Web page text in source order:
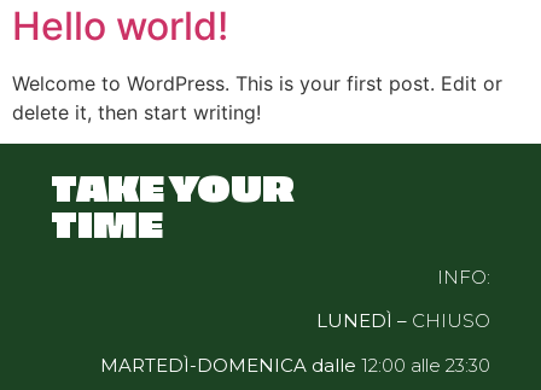
Hello world!
Welcome to WordPress. This is your first post. Edit or
delete it, then start writing!
TAKE YOUR
TIME
INFO:
LUNEDÌ – CHIUSO
MARTEDÌ-DOMENICA dalle 12:00 alle 23:30